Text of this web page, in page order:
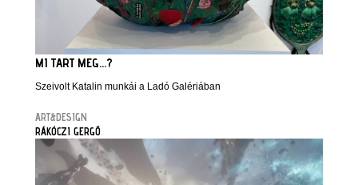
MI TART MEG...?
Szeivolt Katalin munkái a Ladó Galériában
ART&DESIGN
RÁKÓCZI GERGŐ